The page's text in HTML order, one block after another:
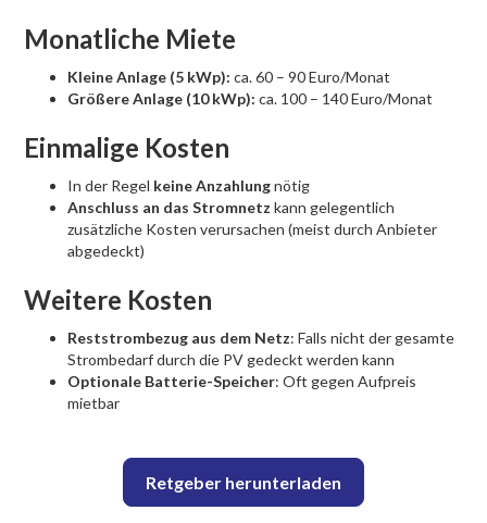
Monatliche Miete
Kleine Anlage (5 kWp): ca. 60 – 90 Euro/Monat
Größere Anlage (10 kWp): ca. 100 – 140 Euro/Monat
Einmalige Kosten
In der Regel keine Anzahlungnötig
Anschluss an das Stromnetz kann gelegentlich
zusätzliche Kosten verursachen (meist durch Anbieter
abgedeckt)
Weitere Kosten
Reststrombezug aus dem Netz: Falls nicht der gesamte
Strombedarf durch die PV gedeckt werden kann
Optionale Batterie-Speicher: Oft gegen Aufpreis
mietbar
Retgeber herunterladen